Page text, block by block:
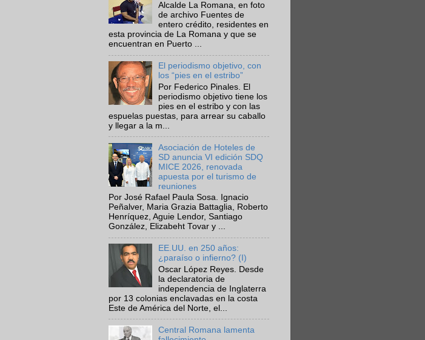
Alcalde La Romana, en foto
de archivo Fuentes de
entero crédito, residentes en
esta provincia de La Romana y que se
encuentran en Puerto ...
El periodismo objetivo, con
los “pies en el estribo”
Por Federico Pinales. El
periodismo objetivo tiene los
pies en el estribo y con las
espuelas puestas, para arrear su caballo
y llegar a la m...
Asociación de Hoteles de
SD anuncia VI edición SDQ
MICE 2026, renovada
apuesta por el turismo de
reuniones
Por José Rafael Paula Sosa. Ignacio
Peñalver, Maria Grazia Battaglia, Roberto
Henríquez, Aguie Lendor, Santiago
González, Elizabeht Tovar y ...
EE.UU. en 250 años:
¿paraíso o infierno? (I)
Oscar López Reyes. Desde
la declaratoria de
independencia de Inglaterra
por 13 colonias enclavadas en la costa
Este de América del Norte, el...
Central Romana lamenta